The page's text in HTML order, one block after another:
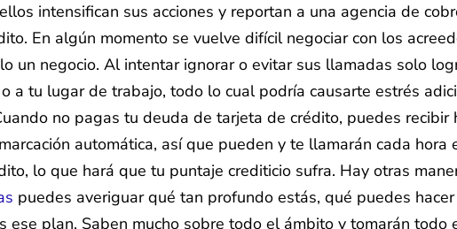
intensifican sus acciones y reportan a una agencia de
En algún momento se vuelve difícil negociar con los
un negocio. Al intentar ignorar o evitar sus llamadas solo
a tu lugar de trabajo, todo lo cual podría causarte estrés
no pagas tu deuda de tarjeta de crédito, puedes
automática, así que pueden y te llamarán cada
lo que hará que tu puntaje crediticio sufra. Hay otras
puedes averiguar qué tan profundo estás, qué puedes
plan. Saben mucho sobre todo el ámbito y tomarán